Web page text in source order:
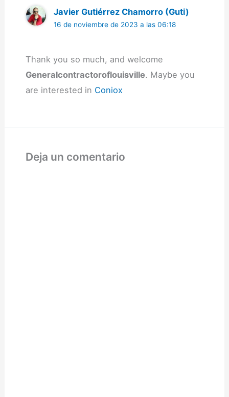
Javier Gutiérrez Chamorro (Guti)
16 de noviembre de 2023 a las 06:18
Thank you so much, and welcome
Generalcontractoroflouisville. Maybe you
are interested in Coniox
Deja un comentario